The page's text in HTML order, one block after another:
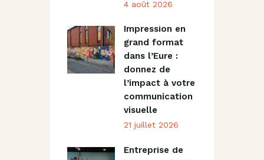
4 août 2026
Impression en
grand format
dans l’Eure :
donnez de
l’impact à votre
communication
visuelle
21 juillet 2026
Entreprise de